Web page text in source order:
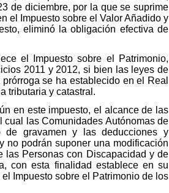
de diciembre, por la que se suprime
el Impuesto sobre el Valor Añadido y
eliminó la obligación efectiva de
el Impuesto sobre el Patrimonio,
2011 y 2012, si bien las leyes de
se ha establecido en el Real
tributaria y catastral.
en este impuesto, el alcance de las
las Comunidades Autónomas de
de gravamen y las deducciones y
no podrán suponer una modificación
las Personas con Discapacidad y de
con esta finalidad establece en su
Impuesto sobre el Patrimonio de los